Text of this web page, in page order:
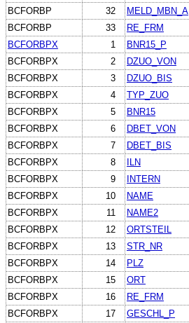
BCFORBP
32 MELD_MBN_A
BCFORBP
33 RE_FRM
BCFORBPX
1 BNR15_P
BCFORBPX
2 DZUO_VON
BCFORBPX
3 DZUO_BIS
BCFORBPX
4 TYP_ZUO
BCFORBPX
5 BNR15
BCFORBPX
6 DBET_VON
BCFORBPX
7 DBET_BIS
BCFORBPX
8 ILN
BCFORBPX
9 INTERN
BCFORBPX
10 NAME
BCFORBPX
11 NAME2
BCFORBPX
12 ORTSTEIL
BCFORBPX
13 STR_NR
BCFORBPX
14 PLZ
BCFORBPX
15 ORT
BCFORBPX
16 RE_FRM
BCFORBPX
17 GESCHL_P